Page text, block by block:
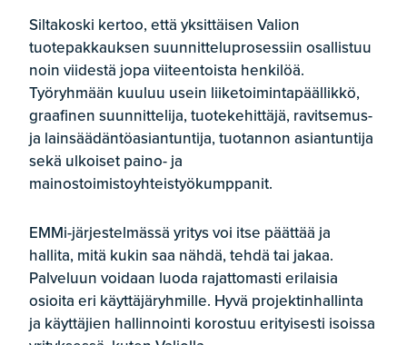
Siltakoski kertoo, että yksittäisen Valion
tuotepakkauksen suunnitteluprosessiin osallistuu
noin viidestä jopa viiteentoista henkilöä.
Työryhmään kuuluu usein liiketoimintapäällikkö,
graafinen suunnittelija, tuotekehittäjä, ravitsemus-
ja lainsäädäntöasiantuntija, tuotannon asiantuntija
sekä ulkoiset paino- ja
mainostoimistoyhteistyökumppanit.
EMMi-järjestelmässä yritys voi itse päättää ja
hallita, mitä kukin saa nähdä, tehdä tai jakaa.
Palveluun voidaan luoda rajattomasti erilaisia
osioita eri käyttäjäryhmille. Hyvä projektinhallinta
ja käyttäjien hallinnointi korostuu erityisesti isoissa